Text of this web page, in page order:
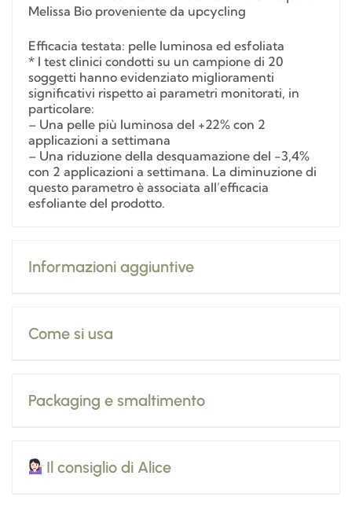
Melissa Bio proveniente da upcycling
Efficacia testata: pelle luminosa ed esfoliata
* I test clinici condotti su un campione di 20
soggetti hanno evidenziato miglioramenti
significativi rispetto ai parametri monitorati, in
particolare:
– Una pelle più luminosa del +22% con 2
applicazioni a settimana
– Una riduzione della desquamazione del -3,4%
con 2 applicazioni a settimana. La diminuzione di
questo parametro è associata all’efficacia
esfoliante del prodotto.
Informazioni aggiuntive
Come si usa
Packaging e smaltimento
Il consiglio di Alice